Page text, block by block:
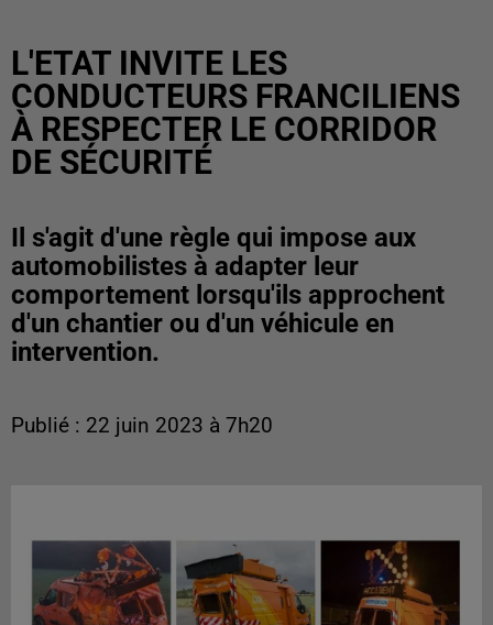
L'ETAT INVITE LES
CONDUCTEURS FRANCILIENS
À RESPECTER LE CORRIDOR
DE SÉCURITÉ
Il s'agit d'une règle qui impose aux
automobilistes à adapter leur
comportement lorsqu'ils approchent
d'un chantier ou d'un véhicule en
intervention.
Publié : 22 juin 2023 à 7h20